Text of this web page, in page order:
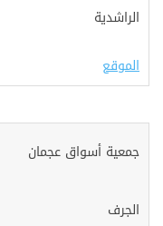
الراشدية
الموقع
جمعية أسواق عجمان
الجرف